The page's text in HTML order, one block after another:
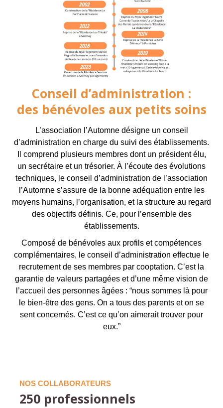
Conseil d’administration :
des bénévoles aux petits soins
L’association l’Automne désigne un conseil
d’administration en charge du suivi des établissements.
Il comprend plusieurs membres dont un président élu,
un secrétaire et un trésorier. À l’écoute des évolutions
techniques, le conseil d’administration de l’association
l’Automne s’assure de la bonne adéquation entre les
moyens humains, l’organisation, et la structure au regard
des objectifs définis. Ce, pour l’ensemble des
établissements.
Composé de bénévoles aux profils et compétences
complémentaires, le conseil d’administration effectue le
recrutement de ses membres par cooptation. C’est la
garantie de valeurs partagées et d’une même vision de
l’accueil des personnes âgées : “nous sommes là pour
le bien-être des gens. On a tous des parents et on se
sent concernés. C’est ce qu’on aimerait trouver pour
eux.”
NOS COLLABORATEURS
250 professionnels